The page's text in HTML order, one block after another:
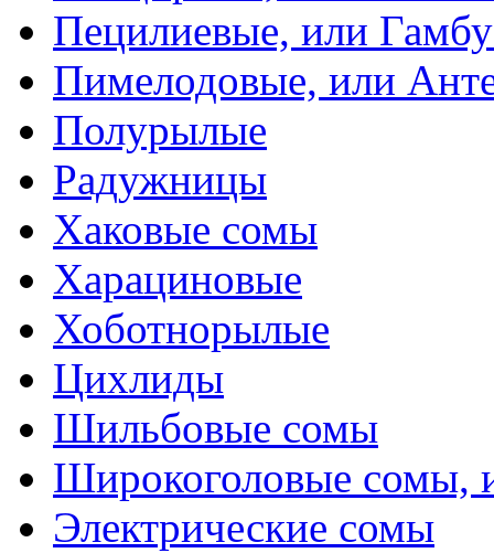
Пецилиевые, или
Пимелодовые, или
Полурылые
Радужницы
Хаковые сомы
Харациновые
Хоботнорылые
Цихлиды
Шильбовые сомы
Широкоголовые сомы,
Электрические сомы